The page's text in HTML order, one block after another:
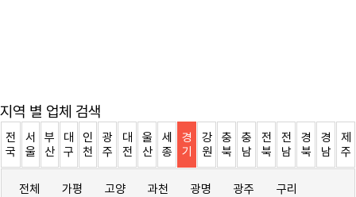
지역 별 업체 검색
전
국
서
울
부
산
대
구
인
천
광
주
대
전
울
산
세
종
경
기
강
원
충
북
충
남
전
북
전
남
경
북
경
남
제
주
전체 가평 고양 과천 광명 광주
구리